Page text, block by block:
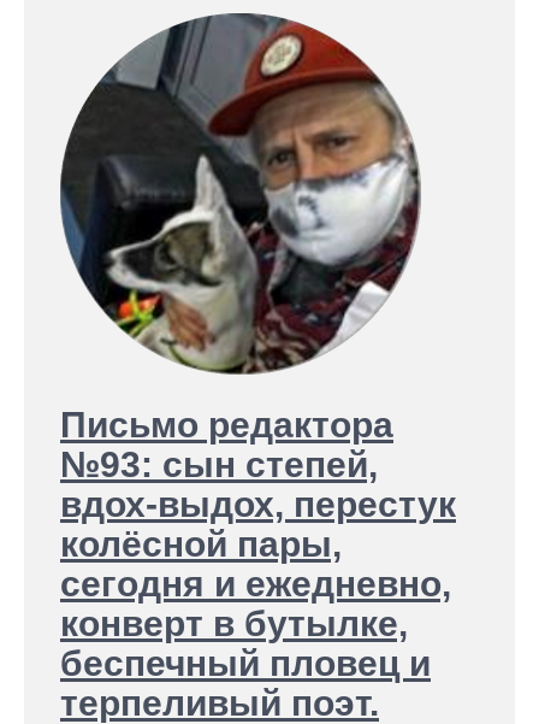
Письмо редактора
№93: сын степей,
вдох-выдох, перестук
колёсной пары,
сегодня и ежедневно,
конверт в бутылке,
беспечный пловец и
терпеливый поэт.